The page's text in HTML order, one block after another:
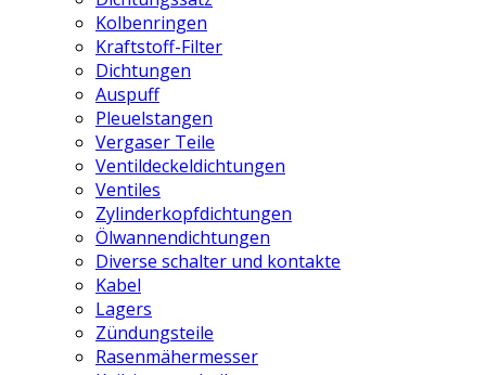
Kolbenringen
Kraftstoff-Filter
Dichtungen
Auspuff
Pleuelstangen
Vergaser Teile
Ventildeckeldichtungen
Ventiles
Zylinderkopfdichtungen
Ölwannendichtungen
Diverse schalter und kontakte
Kabel
Lagers
Zündungsteile
Rasenmähermesser